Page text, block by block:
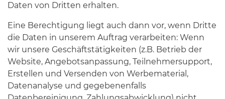
Daten von Dritten erhalten.
Eine Berechtigung liegt auch dann vor, wenn Dritte
die Daten in unserem Auftrag verarbeiten: Wenn
wir unsere Geschäftstätigkeiten (z.B. Betrieb der
Website, Angebotsanpassung, Teilnehmersupport,
Erstellen und Versenden von Werbematerial,
Datenanalyse und gegebenenfalls